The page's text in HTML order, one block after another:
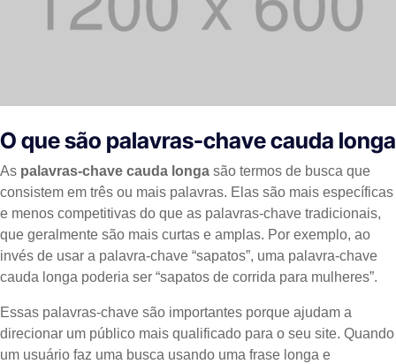
O que são palavras-chave cauda longa
As palavras-chave cauda longa são termos de busca que
consistem em três ou mais palavras. Elas são mais específicas
e menos competitivas do que as palavras-chave tradicionais,
que geralmente são mais curtas e amplas. Por exemplo, ao
invés de usar a palavra-chave “sapatos”, uma palavra-chave
cauda longa poderia ser “sapatos de corrida para mulheres”.
Essas palavras-chave são importantes porque ajudam a
direcionar um público mais qualificado para o seu site. Quando
um usuário faz uma busca usando uma frase longa e